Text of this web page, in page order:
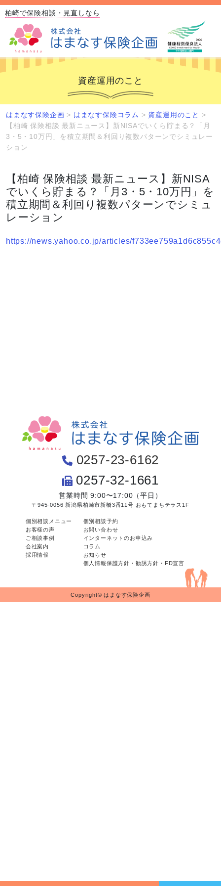
柏崎で保険相談・見直しなら
資産運用のこと
はまなす保険企画 > はまなす保険コラム > 資産運用のこと
>
【柏崎 保険相談 最新ニュース】新NISAでいくら貯まる？「月
3・5・10万円」を積立期間＆利回り複数パターンでシミュレー
ション
【柏崎 保険相談 最新ニュース】新NISA
でいくら貯まる？「月3・5・10万円」を
積立期間＆利回り複数パターンでシミュ
レーション
https://news.yahoo.co.jp/articles/
0257-23-6162
0257-32-1661
営業時間 9:00〜17:00（平日）
〒945-0056 新潟県柏崎市新橋3番11号 おもてまちテラス1F
個別相談メニュー
お客様の声
ご相談事例
会社案内
採用情報
個別相談予約
お問い合わせ
インターネットのお申込み
コラム
お知らせ
個人情報保護方針・勧誘方針・FD宣言
Copyright© はまなす保険企画